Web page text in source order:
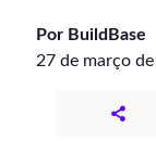
Por BuildBase
27 de março